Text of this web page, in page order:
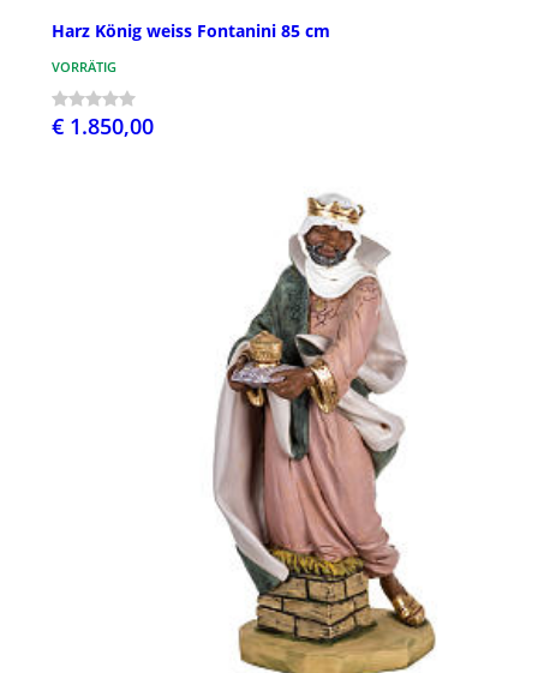
Harz König weiss Fontanini 85 cm
VORRÄTIG
€ 1.850,00